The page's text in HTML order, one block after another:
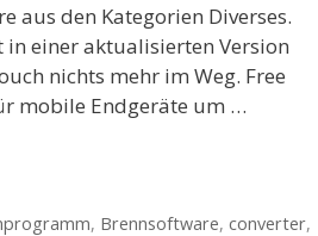
aus den Kategorien Diverses.
einer aktualisierten Version
nichts mehr im Weg. Free
mobile Endgeräte um …
, Brennsoftware, converter,